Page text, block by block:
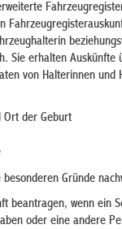
Sie erhalten Auskünfte
von Halterinnen und
Ort der Geburt
Gründe
beantragen, wenn ein
oder eine andere